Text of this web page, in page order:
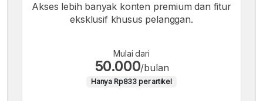
Akses lebih banyak konten premium dan fitur
eksklusif khusus pelanggan.
Mulai dari
50.000/bulan
Hanya Rp833 per artikel